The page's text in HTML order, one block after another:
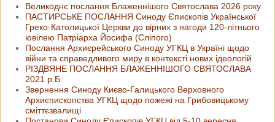
Великоднє послання Блаженнішого Святослава 2026 року
ПАСТИРСЬКЕ ПОСЛАННЯ Синоду Єпископів Української
Греко-Католицької Церкви до вірних з нагоди 120-літнього
ювілею Патріарха Йосифа (Сліпого)
Послання Архиєрейського Синоду УГКЦ в Україні щодо
війни та справедливого миру в контексті нових ідеологій
РІЗДВЯНЕ ПОСЛАННЯ БЛАЖЕННІШОГО СВЯТОСЛАВА
2021 р.Б.
Звернення Синоду Києво-Галицького Верховного
Архиєпископства УГКЦ щодо пожежі на Грибовицькому
сміттєзвалищі